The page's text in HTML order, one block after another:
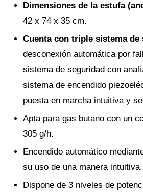
Dimensiones de la estufa
42 x 74 x 35 cm.
Cuenta con triple sistema de
desconexión automática por
sistema de seguridad con
sistema de encendido
puesta en marcha intuitiva y
Apta para gas butano con un
305 g/h.
Encendido automático
su uso de una manera intuitiva.
Dispone de 3 niveles de